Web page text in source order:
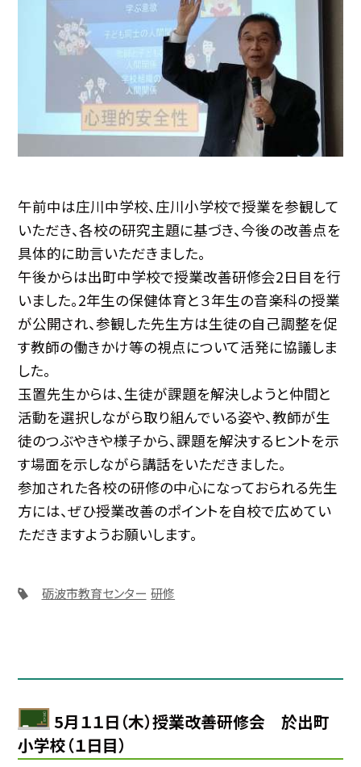
午前中は庄川中学校、庄川小学校で授業を参観して
いただき、各校の研究主題に基づき、今後の改善点を
具体的に助言いただきました。
午後からは出町中学校で授業改善研修会2日目を行
いました。2年生の保健体育と３年生の音楽科の授業
が公開され、参観した先生方は生徒の自己調整を促
す教師の働きかけ等の視点について活発に協議しま
した。
玉置先生からは、生徒が課題を解決しようと仲間と
活動を選択しながら取り組んでいる姿や、教師が生
徒のつぶやきや様子から、課題を解決するヒントを示
す場面を示しながら講話をいただきました。
参加された各校の研修の中心になっておられる先生
方には、ぜひ授業改善のポイントを自校で広めてい
ただきますようお願いします。
砺波市教育センター 研修
5月１１日（木）授業改善研修会 於出町
小学校（１日目）